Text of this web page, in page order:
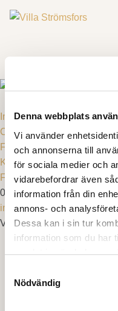
Denna webbplats
Vi använder
och annonserna till
för sociala medier och
vidarebefordrar även
information från din
annons- och
Dessa kan i sin tur
information som du har
samlat in när du har
Nödvändig
Integritetspolicy
Cookies
Företagsinformation
Köpvillkor &
FAQ
010 - 161 89 89
info@villastromsfors.se
Villa Strömsfors 1, 512 92